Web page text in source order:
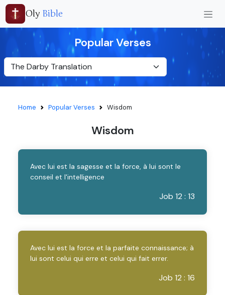
Oly Bible
Popular Verses
Home Popular Verses Wisdom
Wisdom
Avec lui est la sagesse et la force, à lui sont le
conseil et l'intelligence
Job 12 : 13
Avec lui est la force et la parfaite connaissance; à
lui sont celui qui erre et celui qui fait errer.
Job 12 : 16